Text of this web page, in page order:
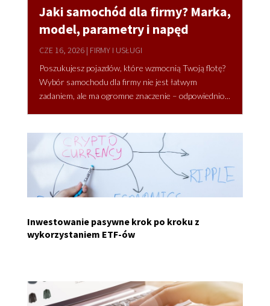
Jaki samochód dla firmy? Marka,
model, parametry i napęd
CZE 16, 2026| FIRMY I USŁUGI
Poszukujesz pojazdów, które wzmocnią Twoją flotę?
Wybór samochodu dla firmy nie jest łatwym
zadaniem, ale ma ogromne znaczenie – odpowiednio...
Inwestowanie pasywne krok po kroku z
wykorzystaniem ETF-ów